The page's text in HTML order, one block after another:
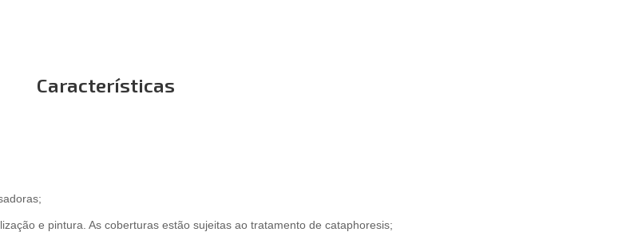
Características
e pintura. As coberturas estão sujeitas ao tratamento de cataphoresis;